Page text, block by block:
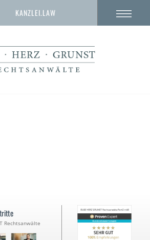
KANZLEI.LAW
Rechtsanwälte